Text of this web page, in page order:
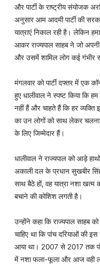
और पार्टी के राष्ट्रीय संयोजक
अनुसार आम आदमी पार्टी की
यात्राएं निकाल रही है। लेकिन
आकर राज्यपाल साहब ने जो
और उसमें शामिल लोग कई गंभीर
मंगलवार को पार्टी दफ्तर में एक
हुए धालीवाल ने स्पष्ट किया कि
नहीं हैं और चाहते हैं कि हर व्यक्ति
का उन लोगों को साथ लेकर
के लिए जिम्मेदार हैं।
धालीवाल ने राज्यपाल को आड़े
अकाली दल के प्रधान सुखबीर
साथ बैठे हों, वह यात्रा नशा खत्म
बचाने की कोशिश लगती है।
उन्होंने कहा कि राज्यपाल साहब
चाहिए था कि पांच दरियाओं की
आया था। 2007 से 2017 तक
में नशा फला-फूला और आज वही